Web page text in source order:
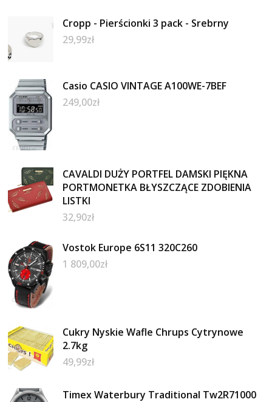
Cropp - Pierścionki 3 pack - Srebrny
29,99zł
Casio CASIO VINTAGE A100WE-7BEF
249,00zł
CAVALDI DUŻY PORTFEL DAMSKI PIĘKNA
PORTMONETKA BŁYSZCZĄCE ZDOBIENIA
LISTKI
32,90zł
Vostok Europe 6S11 320C260
1 809,00zł
Cukry Nyskie Wafle Chrups Cytrynowe
2.7kg
49,99zł
Timex Waterbury Traditional Tw2R71000